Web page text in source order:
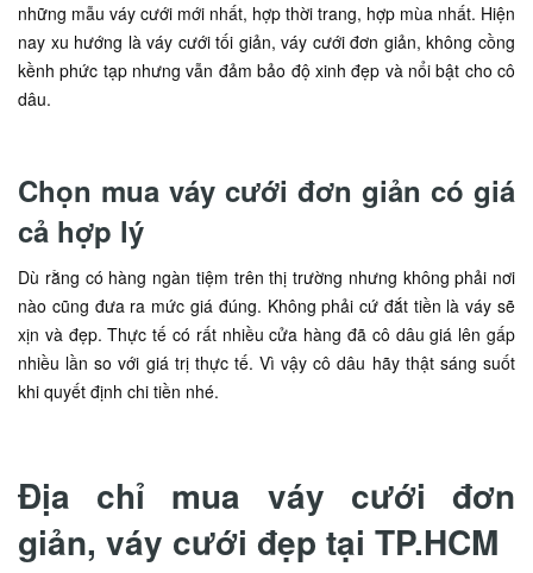
những mẫu váy cưới mới nhất, hợp thời trang, hợp mùa nhất. Hiện
nay xu hướng là váy cưới tối giản, váy cưới đơn giản, không cồng
kềnh phức tạp nhưng vẫn đảm bảo độ xinh đẹp và nổi bật cho cô
dâu.
Chọn mua váy cưới đơn giản có giá
cả hợp lý
Dù rằng có hàng ngàn tiệm trên thị trường nhưng không phải nơi
nào cũng đưa ra mức giá đúng. Không phải cứ đắt tiền là váy sẽ
xịn và đẹp. Thực tế có rất nhiều cửa hàng đã cô dâu giá lên gấp
nhiều lần so với giá trị thực tế. Vì vậy cô dâu hãy thật sáng suốt
khi quyết định chi tiền nhé.
Địa chỉ mua váy cưới đơn
giản, váy cưới đẹp tại TP.HCM